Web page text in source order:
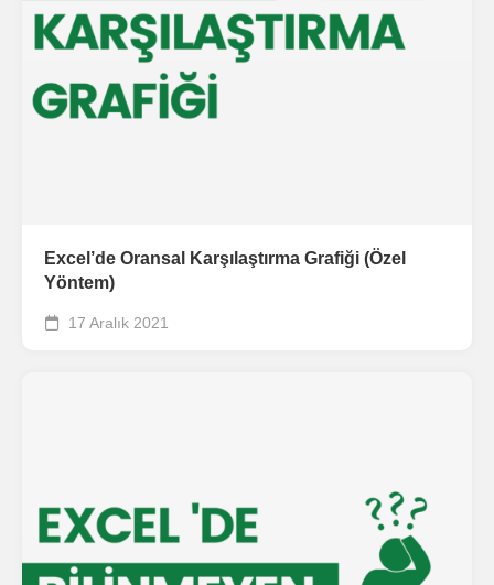
Excel’de Oransal Karşılaştırma Grafiği (Özel
Yöntem)
17 Aralık 2021